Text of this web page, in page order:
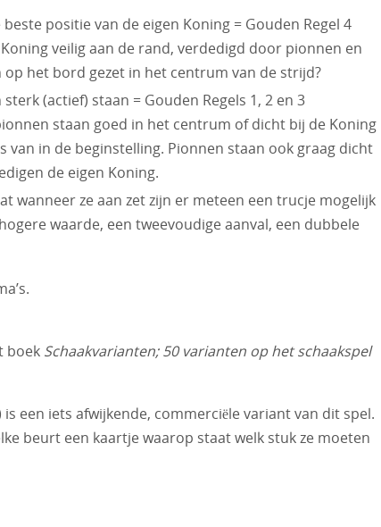
positie van de eigen Koning = Gouden Regel 4
veilig aan de rand, verdedigd door pionnen en
het bord gezet in het centrum van de strijd?
(actief) staan = Gouden Regels 1, 2 en 3
staan goed in het centrum of dicht bij de Koning
van in de beginstelling. Pionnen staan ook graag dicht
de eigen Koning.
wanneer ze aan zet zijn er meteen een trucje mogelijk
waarde, een tweevoudige aanval, een dubbele
boek Schaakvarianten; 50 varianten op het schaakspel
een iets afwijkende, commerciële variant van dit spel.
beurt een kaartje waarop staat welk stuk ze moeten